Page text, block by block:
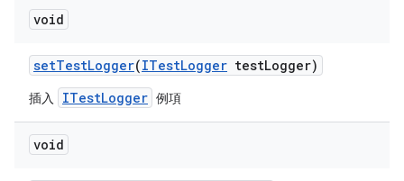
void
setTestLogger(ITestLogger testLogger)
插入 ITestLogger 例項
void